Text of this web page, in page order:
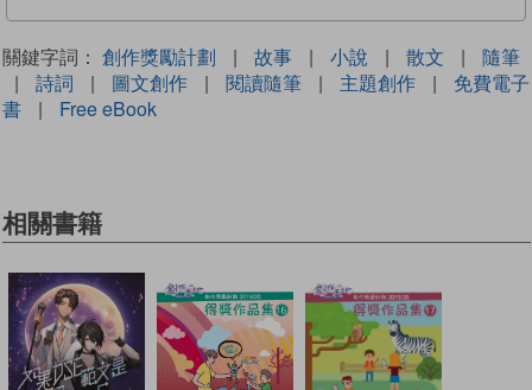
關鍵字詞： 創作獎勵計劃 | 故事 | 小說 | 散文 |
隨筆
|
詩詞 | 圖文創作 | 閱讀隨筆 | 主題創作 |
免費電子
書
| Free eBook
相關書籍